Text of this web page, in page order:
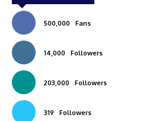
500,000 Fans
14,000 Followers
203,000 Followers
319 Followers